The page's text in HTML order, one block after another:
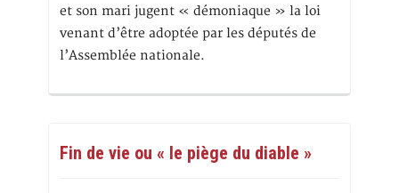
et son mari jugent « démoniaque » la loi
venant d’être adoptée par les députés de
l’Assemblée nationale.
Fin de vie ou « le piège du diable »